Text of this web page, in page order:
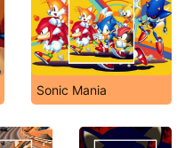
Sonic Mania